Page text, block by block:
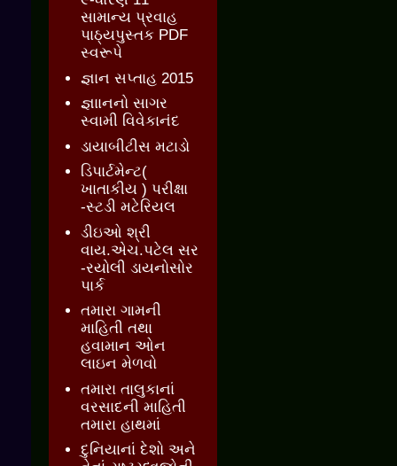
સામાન્ય પ્રવાહ
પાઠ્યપુસ્તક PDF
સ્વરૂપે
જ્ઞાન સપ્તાહ 2015
જ્ઞાાનનો સાગર
સ્વામી વિવેકાનંદ
ડાયાબીટીસ મટાડો
ડિપાર્ટમેન્ટ(
ખાતાકીય ) પરીક્ષા
-સ્ટડી મટેરિયલ
ડીઇઓ શ્રી
વાય.એચ.પટેલ સર
-રયોલી ડાયનોસોર
પાર્ક
તમારા ગામની
માહિતી તથા
હવામાન ઓન
લાઇન મેળવો
તમારા તાલુકાનાં
વરસાદની માહિતી
તમારા હાથમાં
દુનિયાનાં દેશો અને